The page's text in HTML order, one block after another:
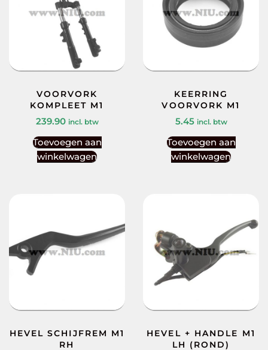
VOORVORK
KOMPLEET M1
239.90 incl. btw
Toevoegen aan
winkelwagen
KEERRING
VOORVORK M1
5.45 incl. btw
Toevoegen aan
winkelwagen
HEVEL SCHIJFREM M1
RH
HEVEL + HANDLE M1
LH (ROND)